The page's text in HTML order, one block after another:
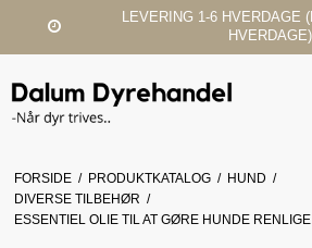
1-6 HVERDAGE (LAGERVARE 1-2
HVERDAGE)
FORSIDE / PRODUKTKATALOG / HUND /
DIVERSE TILBEHØR /
ESSENTIEL OLIE TIL AT GØRE HUNDE RENLIGE.